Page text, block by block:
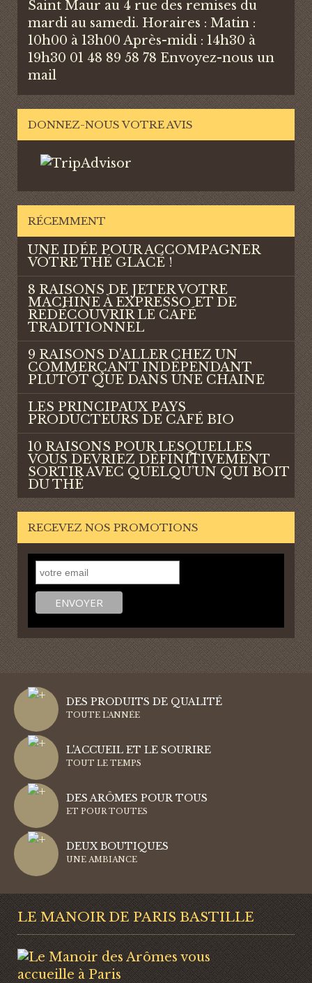
Saint Maur au 4 rue des remises du
mardi au samedi. Horaires : Matin :
10h00 à 13h00 Après-midi : 14h30 à
19h30 01 48 89 58 78 Envoyez-nous un
mail
DONNEZ-NOUS VOTRE AVIS
RÉCEMMENT
UNE IDÉE POUR ACCOMPAGNER
VOTRE THÉ GLACÉ !
8 RAISONS DE JETER VOTRE
MACHINE À EXPRESSO ET DE
REDÉCOUVRIR LE CAFÉ
TRADITIONNEL
9 RAISONS D’ALLER CHEZ UN
COMMERÇANT INDÉPENDANT
PLUTÔT QUE DANS UNE CHAINE
LES PRINCIPAUX PAYS
PRODUCTEURS DE CAFÉ BIO
10 RAISONS POUR LESQUELLES
VOUS DEVRIEZ DÉFINITIVEMENT
SORTIR AVEC QUELQU’UN QUI BOIT
DU THÉ
RECEVEZ NOS PROMOTIONS
DES PRODUITS DE QUALITÉ
TOUTE L'ANNÉE
L'ACCUEIL ET LE SOURIRE
TOUT LE TEMPS
DES ARÔMES POUR TOUS
ET POUR TOUTES
DEUX BOUTIQUES
UNE AMBIANCE
LE MANOIR DE PARIS BASTILLE